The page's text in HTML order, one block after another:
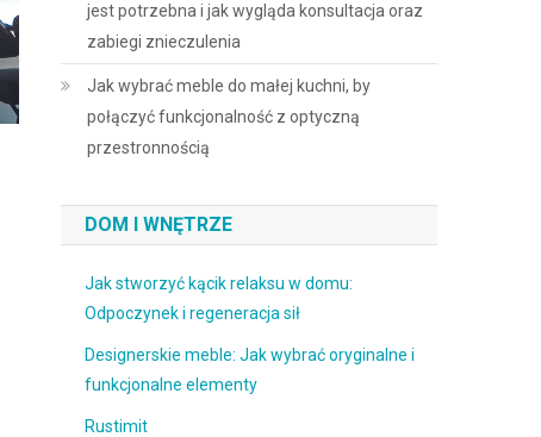
jest potrzebna i jak wygląda konsultacja oraz
zabiegi znieczulenia
Jak wybrać meble do małej kuchni, by
połączyć funkcjonalność z optyczną
przestronnością
DOM I WNĘTRZE
Jak stworzyć kącik relaksu w domu:
Odpoczynek i regeneracja sił
Designerskie meble: Jak wybrać oryginalne i
funkcjonalne elementy
Rustimit